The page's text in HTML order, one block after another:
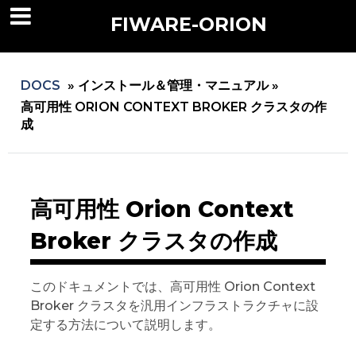
FIWARE-ORION
DOCS » インストール＆管理・マニュアル »
高可用性 ORION CONTEXT BROKER クラスタの作
成
高可用性 Orion Context
Broker クラスタの作成
このドキュメントでは、高可用性 Orion Context
Broker クラスタを汎用インフラストラクチャに設
定する方法について説明します。